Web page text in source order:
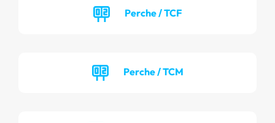
Perche / TCF
Perche / TCM